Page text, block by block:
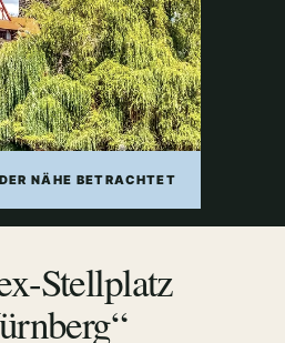
NÄHE BETRACHTET
Stellplatz